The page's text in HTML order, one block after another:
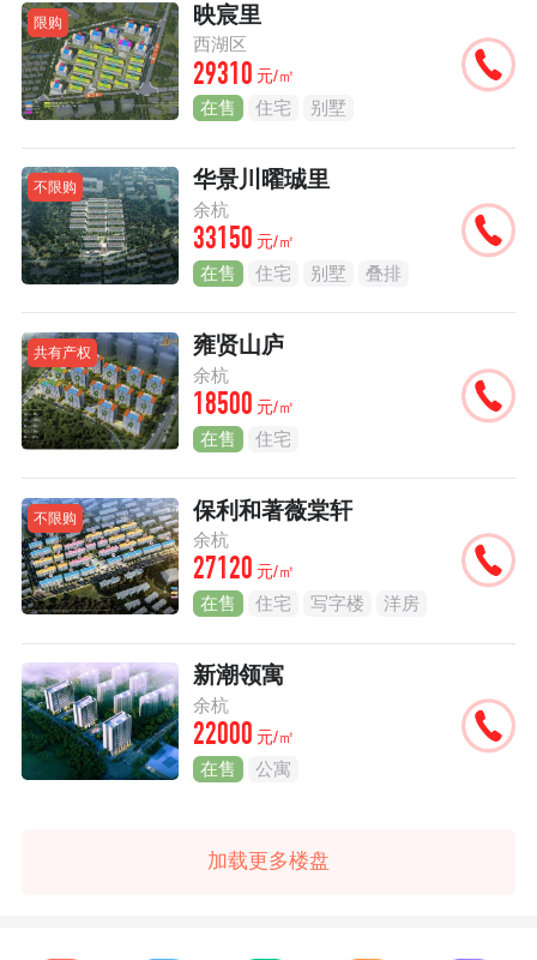
限购 映宸里
西湖区
29310 元/㎡
在售 住宅 别墅
不限购 华景川曜珹里
余杭
33150 元/㎡
在售 住宅 别墅 叠排
共有产权 雍贤山庐
余杭
18500 元/㎡
在售 住宅
不限购 保利和著薇棠轩
余杭
27120 元/㎡
在售 住宅 写字楼 洋房
新潮领寓
余杭
22000 元/㎡
在售 公寓
加载更多楼盘